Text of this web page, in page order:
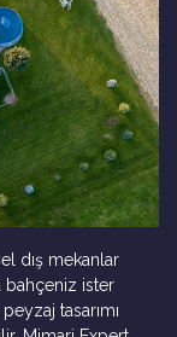
dış mekanlar
bahçeniz ister
tasarımı